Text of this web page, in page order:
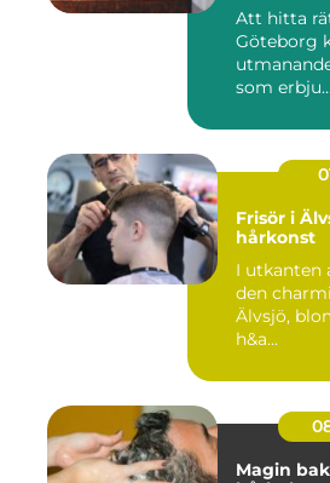
Att hitta
Göteborg
som
Frisör i
hårkonst
I utkanten
den
Älvsjö,
h&a...
Magin